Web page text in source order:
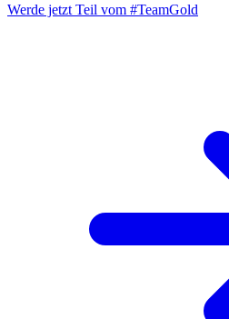
Werde jetzt Teil vom #TeamGold